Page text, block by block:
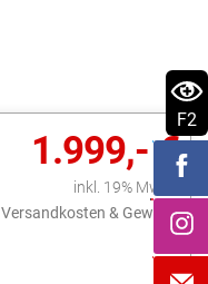
1.999,- €
inkl. 19% MwSt.
Versandkosten & Gewicht
F2